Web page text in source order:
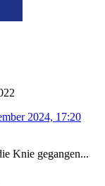
2024, 17:20
Knie gegangen...